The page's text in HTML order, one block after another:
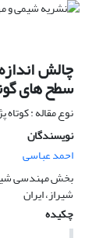
چالش
سطح های
نوع مقاله :
نویسندگان
احمد عباسی
بخش مهندسی
شیراز، ایران
چکیده